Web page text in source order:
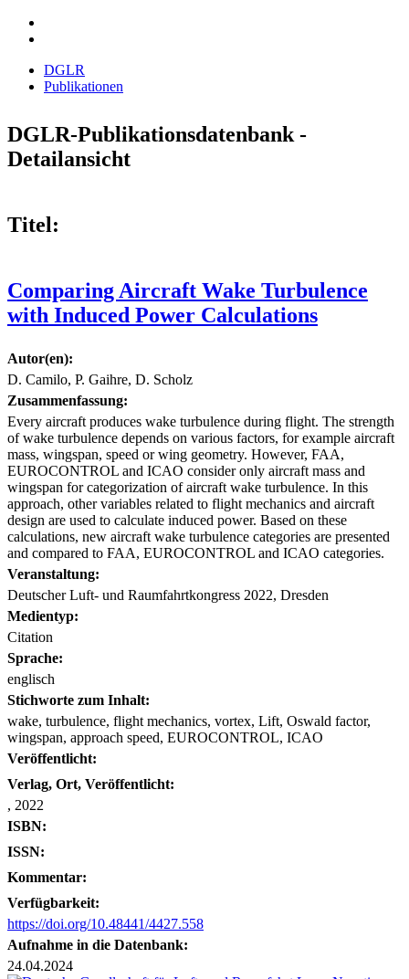
DGLR
Publikationen
DGLR-Publikationsdatenbank -
Detailansicht
Titel:
Comparing Aircraft Wake Turbulence
with Induced Power Calculations
Autor(en):
D. Camilo, P. Gaihre, D. Scholz
Zusammenfassung:
Every aircraft produces wake turbulence during flight. The strength
of wake turbulence depends on various factors, for example aircraft
mass, wingspan, speed or wing geometry. However, FAA,
EUROCONTROL and ICAO consider only aircraft mass and
wingspan for categorization of aircraft wake turbulence. In this
approach, other variables related to flight mechanics and aircraft
design are used to calculate induced power. Based on these
calculations, new aircraft wake turbulence categories are presented
and compared to FAA, EUROCONTROL and ICAO categories.
Veranstaltung:
Deutscher Luft- und Raumfahrtkongress 2022, Dresden
Medientyp:
Citation
Sprache:
englisch
Stichworte zum Inhalt:
wake, turbulence, flight mechanics, vortex, Lift, Oswald factor,
wingspan, approach speed, EUROCONTROL, ICAO
Veröffentlicht:
Verlag, Ort, Veröffentlicht:
, 2022
ISBN:
ISSN:
Kommentar:
Verfügbarkeit:
https://doi.org/10.48441/4427.558
Aufnahme in die Datenbank:
24.04.2024